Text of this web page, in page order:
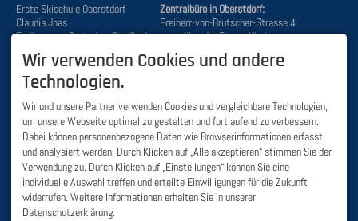
Erste Skischule Oberstdorf
Claudia Joas
Freiherr-von-Brutscher-Straße 4
87561 Oberstdorf
DEUTSCHLAND
Tel.+49 8322 3110
Mobil+49 171 641 98 33
info@skischule-oberstdorf.de
Zentralbüro in Oberstdorf:
Freiherr-von-Brutscher-Strasse 4
gegenüber der Evang. Kirche
87561 Oberstdorf
Büro Söllereck:
87561 Oberstdorf
BÜRO ÖFFNUNGSZEITEN
Zentralbüro:Skiverleih und
Skischule geschlossen
Büro Söllereck: geschlossen
WICHTIGE LINKS:
Online Kursanfrage
Wintersportbericht
Liftstatus Bergbahnen
Wir verwenden Cookies und andere
Technologien.
Wir und unsere Partner verwenden Cookies und vergleichbare Technologien,
um unsere Webseite optimal zu gestalten und fortlaufend zu verbessern.
Dabei können personenbezogene Daten wie Browserinformationen erfasst
und analysiert werden. Durch Klicken auf „Alle akzeptieren“ stimmen Sie der
Verwendung zu. Durch Klicken auf „Einstellungen“ können Sie eine
individuelle Auswahl treffen und erteilte Einwilligungen für die Zukunft
widerrufen. Weitere Informationen erhalten Sie in unserer
Datenschutzerklärung.